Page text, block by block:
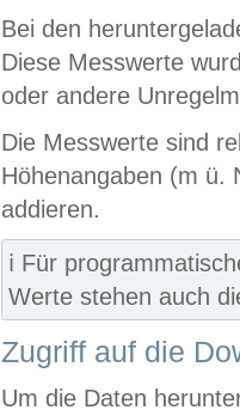
Bei den
Diese Messwerte
oder andere
Die Messwerte sind
Höhenangaben (m ü.
addieren.
ℹ️ Für
Werte stehen auch
Zugriff auf die
Um die Daten